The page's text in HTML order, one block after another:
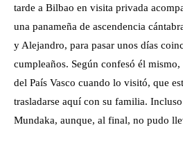
tarde a Bilbao en visita privada
una panameña de ascendencia
y Alejandro, para pasar unos días
cumpleaños. Según confesó él
del País Vasco cuando lo visitó, que
trasladarse aquí con su familia.
Mundaka, aunque, al final, no pudo